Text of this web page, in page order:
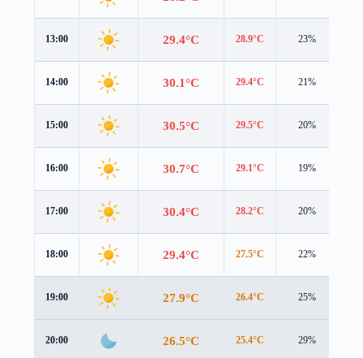
13:00 29.4°C 28.9°C 23%
14:00 30.1°C 29.4°C 21%
15:00 30.5°C 29.5°C 20%
16:00 30.7°C 29.1°C 19%
17:00 30.4°C 28.2°C 20%
18:00 29.4°C 27.5°C 22%
19:00 27.9°C 26.4°C 25%
20:00 26.5°C 25.4°C 29%